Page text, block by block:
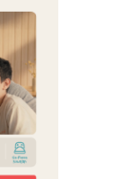
թիվ
առաջ